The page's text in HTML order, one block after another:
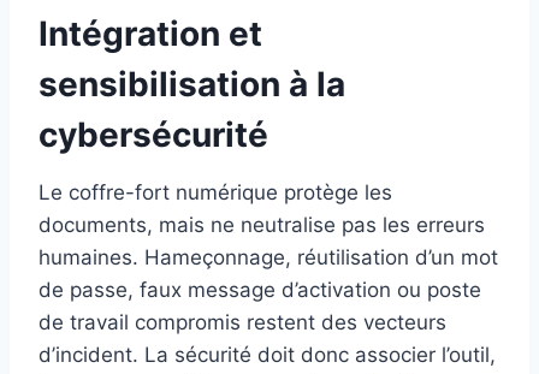
Intégration et
sensibilisation à la
cybersécurité
Le coffre-fort numérique protège les
documents, mais ne neutralise pas les erreurs
humaines. Hameçonnage, réutilisation d’un mot
de passe, faux message d’activation ou poste
de travail compromis restent des vecteurs
d’incident. La sécurité doit donc associer l’outil,